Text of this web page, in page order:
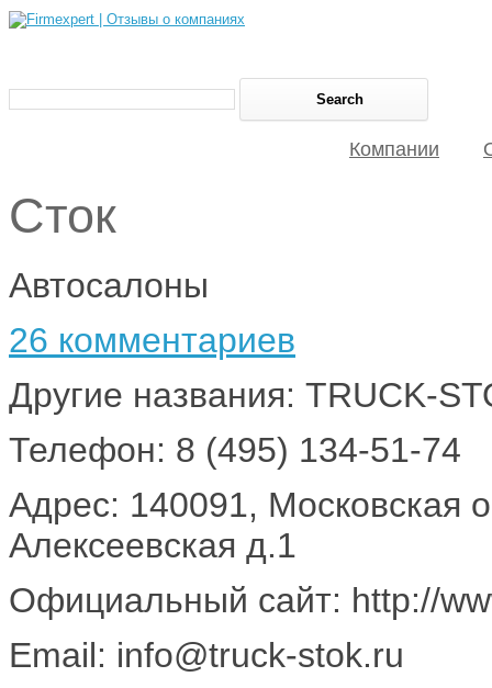
Компании
Сток
Автосалоны
26 комментариев
Другие названия: TRUCK-
Телефон: 8 (495) 134-51-74
Адрес: 140091, Московская
Алексеевская д.1
Официальный сайт: http://
Email: info@truck-stok.ru